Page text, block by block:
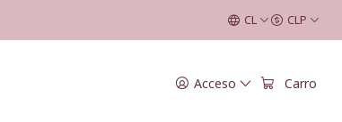
Acceso Carro
CL CLP
Sport